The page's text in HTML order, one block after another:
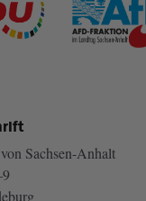
von Sachsen-Anhalt